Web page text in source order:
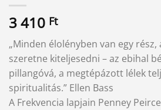
3 410 Ft
„Minden élolényben van egy
szeretne kiteljesedni – az ebihal
pillangóvá, a megtépázott lélek
spiritualitás.” Ellen Bass
A Frekvencia lapjain Penney